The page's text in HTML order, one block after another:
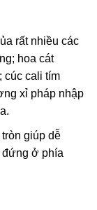
rất nhiều các
hoa cát
cúc cali tím
xỉ pháp nhập
giúp dễ
đứng ở phía